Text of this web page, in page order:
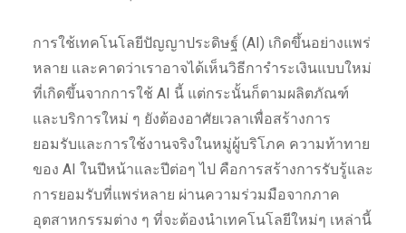
การใช้เทคโนโลยีปัญญาประดิษฐ์ (AI) เกิดขึ้นอย่างแพร่
หลาย และคาดว่าเราอาจได้เห็นวิธีการำระเงินแบบใหม่
ที่เกิดขึ้นจากการใช้ AI นี้ แต่กระนั้นก็ตามผลิตภัณฑ์
และบริการใหม่ ๆ ยังต้องอาศัยเวลาเพื่อสร้างการ
ยอมรับและการใช้งานจริงในหมู่ผู้บริโภค ความท้าทาย
ของ AI ในปีหน้าและปีต่อๆ ไป คือการสร้างการรับรู้และ
การยอมรับที่แพร่หลาย ผ่านความร่วมมือจากภาค
อุตสาหกรรมต่าง ๆ ที่จะต้องนำเทคโนโลยีใหม่ๆ เหล่านี้